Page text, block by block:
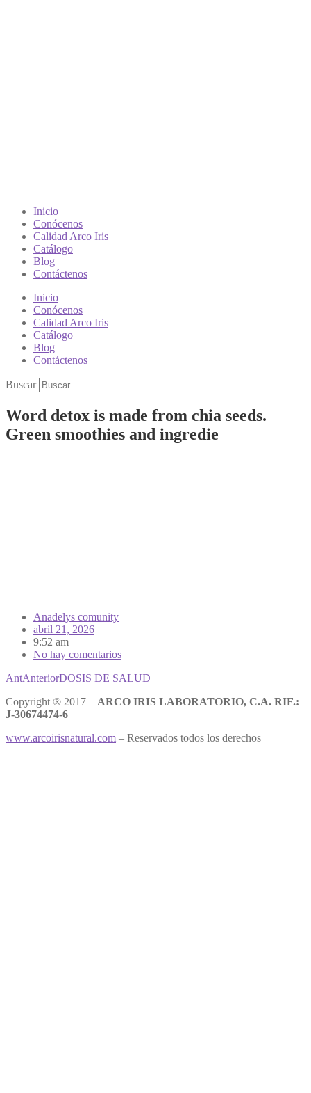
Inicio
Conócenos
Calidad Arco Iris
Catálogo
Blog
Contáctenos
Inicio
Conócenos
Calidad Arco Iris
Catálogo
Blog
Contáctenos
Buscar
Word detox is made from chia seeds.
Green smoothies and ingredie
Anadelys comunity
abril 21, 2026
9:52 am
No hay comentarios
AntAnteriorDOSIS DE SALUD
Copyright ® 2017 – ARCO IRIS LABORATORIO, C.A. RIF.:
J-30674474-6
www.arcoirisnatural.com – Reservados todos los derechos